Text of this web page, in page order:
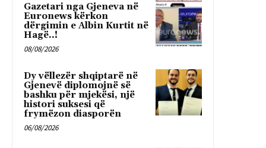
Gazetari nga Gjeneva në
Euronews kërkon
dërgimin e Albin Kurtit në
Hagë..!
08/08/2026
Dy vëllezër shqiptarë në
Gjenevë diplomojnë së
bashku për mjekësi, një
histori suksesi që
frymëzon diasporën
06/08/2026